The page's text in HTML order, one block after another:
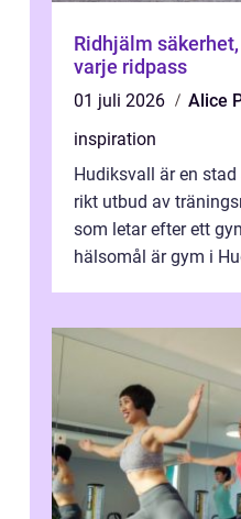
Ridhjälm säkerhet, komfort och stil i
varje ridpass
01 juli 2026
Alice
inspiration
Hudiksvall är en
rikt utbud av
som letar efter ett
hälsomål är gym i